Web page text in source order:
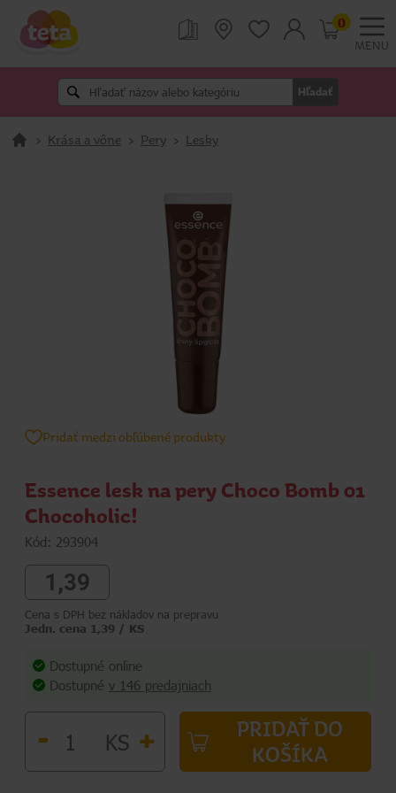
MENU
Hľadať
0
> Krása a vône > Pery > Lesky
Pridať medzi obľúbené produkty
Essence lesk na pery Choco Bomb 01
Chocoholic!
Kód: 293904
1,39
Cena s DPH bez nákladov na prepravu
Jedn. cena 1,39 / KS
Dostupné online
Dostupné v 146 predajniach
- KS +
PRIDAŤ DO
KOŠÍKA